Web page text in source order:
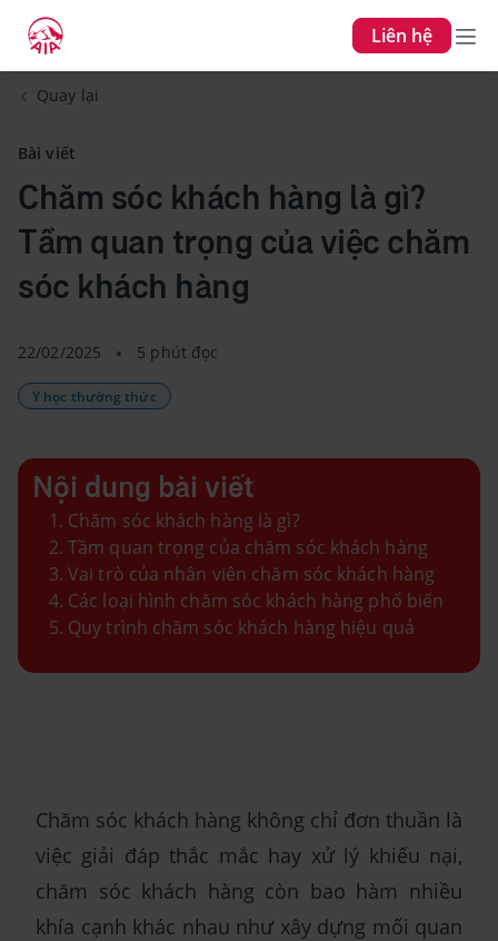
Liên hệ
Quay lại
Bài viết
Chăm sóc khách hàng là gì?
Tầm quan trọng của việc chăm
sóc khách hàng
22/02/2025 5 phút đọc
Y học thường thức
Nội dung bài viết
Chăm sóc khách hàng là gì?
Tầm quan trọng của chăm sóc khách hàng
Vai trò của nhân viên chăm sóc khách hàng
Các loại hình chăm sóc khách hàng phổ biến
Quy trình chăm sóc khách hàng hiệu quả
Chăm sóc khách hàng không chỉ đơn thuần là
việc giải đáp thắc mắc hay xử lý khiếu nại,
chăm sóc khách hàng còn bao hàm nhiều
khía cạnh khác nhau như xây dựng mối quan